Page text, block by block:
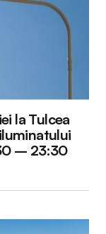
la Tulcea
– 23:30